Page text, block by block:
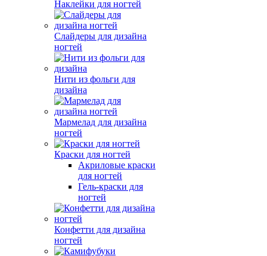
Наклейки для ногтей
Слайдеры для дизайна
ногтей
Нити из фольги для
дизайна
Мармелад для дизайна
ногтей
Краски для ногтей
Акриловые краски
для ногтей
Гель-краски для
ногтей
Конфетти для дизайна
ногтей